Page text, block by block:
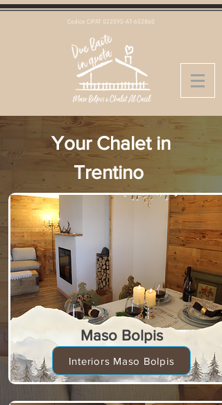
Codice CIPAT 022090-AT-602860
Your Chalet in
Trentino
Maso Bolpis
Interiors Maso Bolpis